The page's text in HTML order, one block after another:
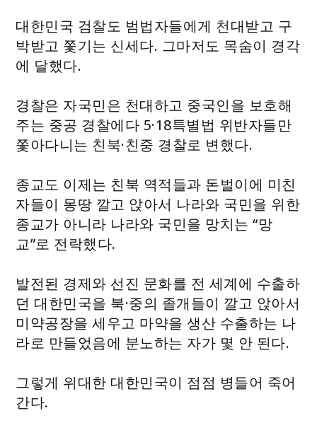
대한민국 검찰도 범법자들에게 천대받고 구
박받고 쫓기는 신세다. 그마저도 목숨이 경각
에 달했다.
경찰은 자국민은 천대하고 중국인을 보호해
주는 중공 경찰에다 5·18특별법 위반자들만
쫓아다니는 친북·친중 경찰로 변했다.
종교도 이제는 친북 역적들과 돈벌이에 미친
자들이 몽땅 깔고 앉아서 나라와 국민을 위한
종교가 아니라 나라와 국민을 망치는 “망
교”로 전락했다.
발전된 경제와 선진 문화를 전 세계에 수출하
던 대한민국을 북·중의 졸개들이 깔고 앉아서
미약공장을 세우고 마약을 생산 수출하는 나
라로 만들었음에 분노하는 자가 몇 안 된다.
그렇게 위대한 대한민국이 점점 병들어 죽어
간다.